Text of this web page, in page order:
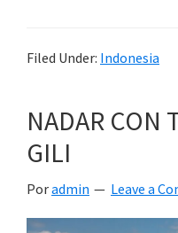
Filed Under: Indonesia
NADAR CON
GILI
Poradmin Leave a